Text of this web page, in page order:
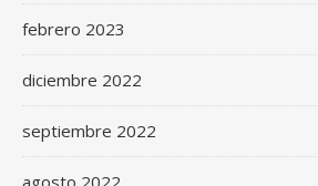
febrero 2023
diciembre 2022
septiembre 2022
agosto 2022